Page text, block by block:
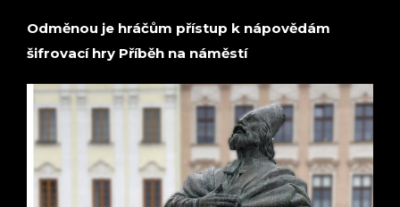
Odměnou je hráčům přístup k nápovědám
šifrovací hry Příběh na náměstí